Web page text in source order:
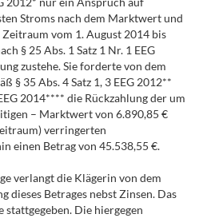
Stroms nach dem Marktwert und
vom 1. August 2014 bis
§ 25 Abs. 1 Satz 1 Nr. 1 EEG
zustehe. Sie forderte von dem
§ 35 Abs. 4 Satz 1, 3 EEG 2012**
2014**** die Rückzahlung der um
– Marktwert von 6.890,85 €
verringerten
einen Betrag von 45.538,55 €.
verlangt die Klägerin von dem
dieses Betrages nebst Zinsen. Das
stattgegeben. Die hiergegen